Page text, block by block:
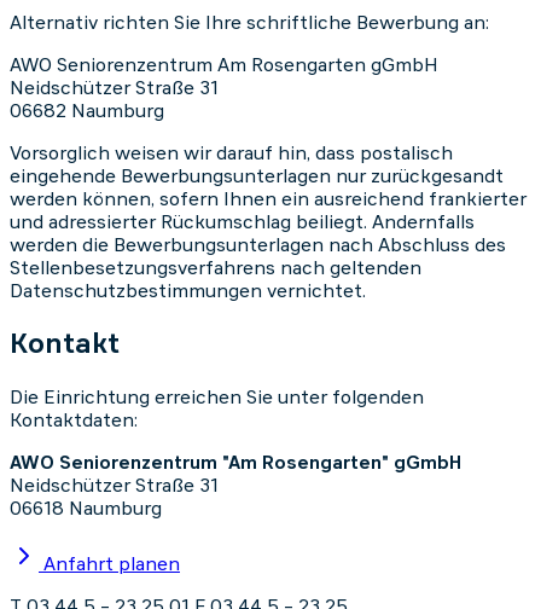
Alternativ richten Sie Ihre schriftliche Bewerbung an:
AWO Seniorenzentrum Am Rosengarten gGmbH
Neidschützer Straße 31
06682 Naumburg
Vorsorglich weisen wir darauf hin, dass postalisch
eingehende Bewerbungsunterlagen nur zurückgesandt
werden können, sofern Ihnen ein ausreichend frankierter
und adressierter Rückumschlag beiliegt. Andernfalls
werden die Bewerbungsunterlagen nach Abschluss des
Stellenbesetzungsverfahrens nach geltenden
Datenschutzbestimmungen vernichtet.
Kontakt
Die Einrichtung erreichen Sie unter folgenden
Kontaktdaten:
AWO Seniorenzentrum "Am Rosengarten" gGmbH
Neidschützer Straße 31
06618 Naumburg
Anfahrt planen